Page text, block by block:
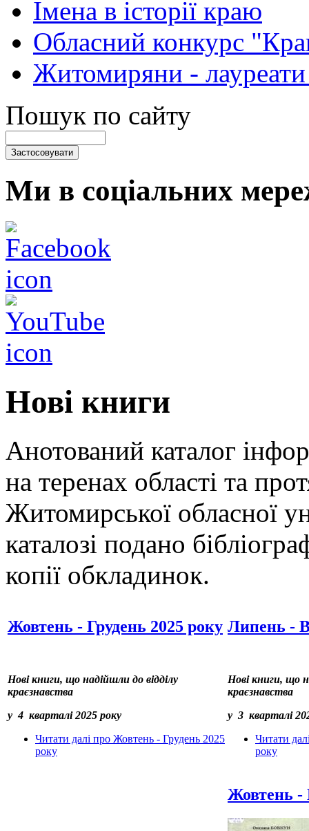
Імена в історії краю
Обласний конкурс
Житомиряни -
Пошук по сайту
Ми в соціальних
Нові книги
Анотований каталог
на теренах області та
Житомирської обласної
каталозі подано
копії обкладинок.
Жовтень - Грудень 2025 року
Нові книги, що надійшли до відділу
краєзнавства
у 4 кварталі 2025 року
Читати далі про Жовтень - Грудень 2025
року
Липень -
Нові книги, що
краєзнавства
у 3 кварталі
Читати
року
Жовтень -